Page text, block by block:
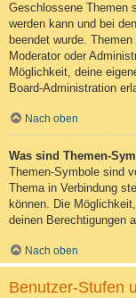
Geschlossene Themen
werden kann und bei
beendet wurde.
Moderator oder
Möglichkeit, deine
Board-Administration
Nach oben
Was sind Themen-
Themen-Symbole sind
Thema in Verbindung
können. Die
deinen Berechtigungen
Nach oben
Benutzer-Stufen